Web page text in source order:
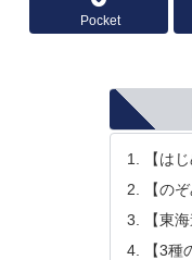
Pocket
【は
【の
【東
【3種